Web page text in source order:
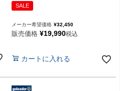
SALE
メーカー希望価格 ¥32,450
販売価格 ¥19,990税込
カートに入れる